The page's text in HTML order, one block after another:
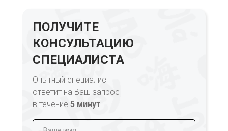
ПОЛУЧИТЕ
КОНСУЛЬТАЦИЮ
СПЕЦИАЛИСТА
Опытный специалист
ответит на Ваш запрос
в течение 5 минут